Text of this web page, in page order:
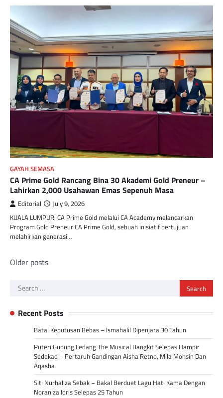
GAYAH SEMASA
CA Prime Gold Rancang Bina 30 Akademi Gold Preneur –
Lahirkan 2,000 Usahawan Emas Sepenuh Masa
Editorial July 9, 2026
KUALA LUMPUR: CA Prime Gold melalui CA Academy melancarkan
Program Gold Preneur CA Prime Gold, sebuah inisiatif bertujuan
melahirkan generasi…
Posts
Older posts
Search
Recent Posts
Batal Keputusan Bebas – Ismahalil Dipenjara 30 Tahun
Puteri Gunung Ledang The Musical Bangkit Selepas Hampir
Sedekad – Pertaruh Gandingan Aisha Retno, Mila Mohsin Dan
Aqasha
Siti Nurhaliza Sebak – Bakal Berduet Lagu Hati Kama Dengan
Noraniza Idris Selepas 25 Tahun